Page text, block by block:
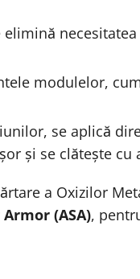
elimină
modulelor,
se aplică
și se clătește cu
a Oxizilor
(ASA),